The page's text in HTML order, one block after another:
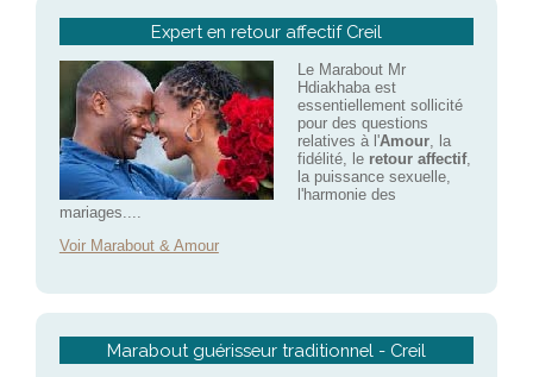
Expert en retour affectif Creil
Le Marabout Mr
Hdiakhaba est
essentiellement sollicité
pour des questions
relatives à l'Amour, la
fidélité, le retour affectif,
la puissance sexuelle,
l'harmonie des
mariages....
Voir Marabout & Amour
Marabout guérisseur traditionnel - Creil